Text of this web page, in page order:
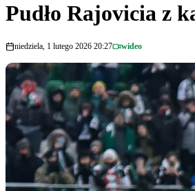
Pudło Rajovicia z
niedziela, 1 lutego 2026 20:27 wideo